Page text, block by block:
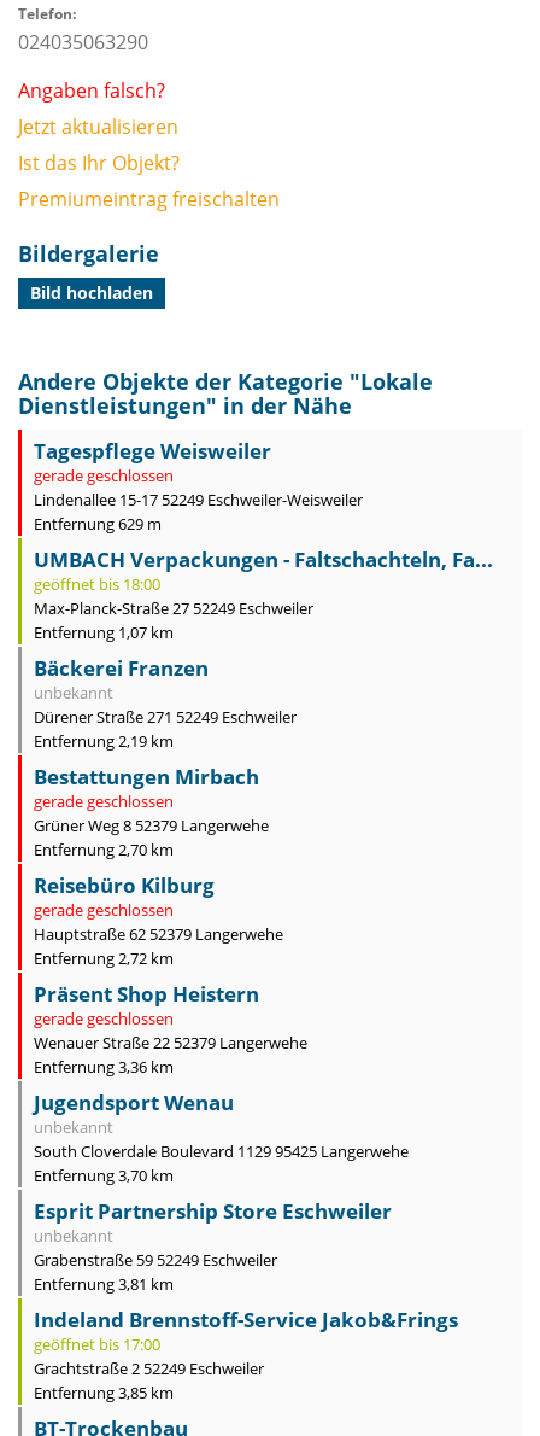
Telefon:
024035063290
Angaben falsch?
Jetzt aktualisieren
Ist das Ihr Objekt?
Premiumeintrag freischalten
Bildergalerie
Bild hochladen
Andere Objekte der Kategorie "Lokale
Dienstleistungen" in der Nähe
Tagespflege Weisweiler
gerade geschlossen
Lindenallee 15-17 52249 Eschweiler-Weisweiler
Entfernung 629 m
UMBACH Verpackungen - Faltschachteln, Fa...
geöffnet bis 18:00
Max-Planck-Straße 27 52249 Eschweiler
Entfernung 1,07 km
Bäckerei Franzen
unbekannt
Dürener Straße 271 52249 Eschweiler
Entfernung 2,19 km
Bestattungen Mirbach
gerade geschlossen
Grüner Weg 8 52379 Langerwehe
Entfernung 2,70 km
Reisebüro Kilburg
gerade geschlossen
Hauptstraße 62 52379 Langerwehe
Entfernung 2,72 km
Präsent Shop Heistern
gerade geschlossen
Wenauer Straße 22 52379 Langerwehe
Entfernung 3,36 km
Jugendsport Wenau
unbekannt
South Cloverdale Boulevard 1129 95425 Langerwehe
Entfernung 3,70 km
Esprit Partnership Store Eschweiler
unbekannt
Grabenstraße 59 52249 Eschweiler
Entfernung 3,81 km
Indeland Brennstoff-Service Jakob&Frings
geöffnet bis 17:00
Grachtstraße 2 52249 Eschweiler
Entfernung 3,85 km
BT-Trockenbau